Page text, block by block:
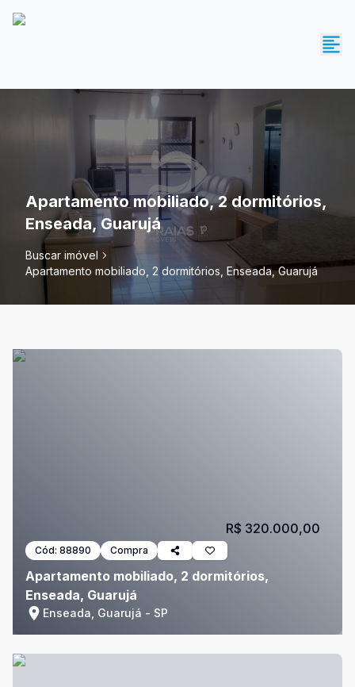
Apartamento mobiliado, 2 dormitórios,
Enseada, Guarujá
Buscar imóvel
Apartamento mobiliado, 2 dormitórios, Enseada, Guarujá
Cód: 88890 Compra
Apartamento mobiliado, 2 dormitórios,
Enseada, Guarujá
Enseada, Guarujá - SP
R$ 320.000,00